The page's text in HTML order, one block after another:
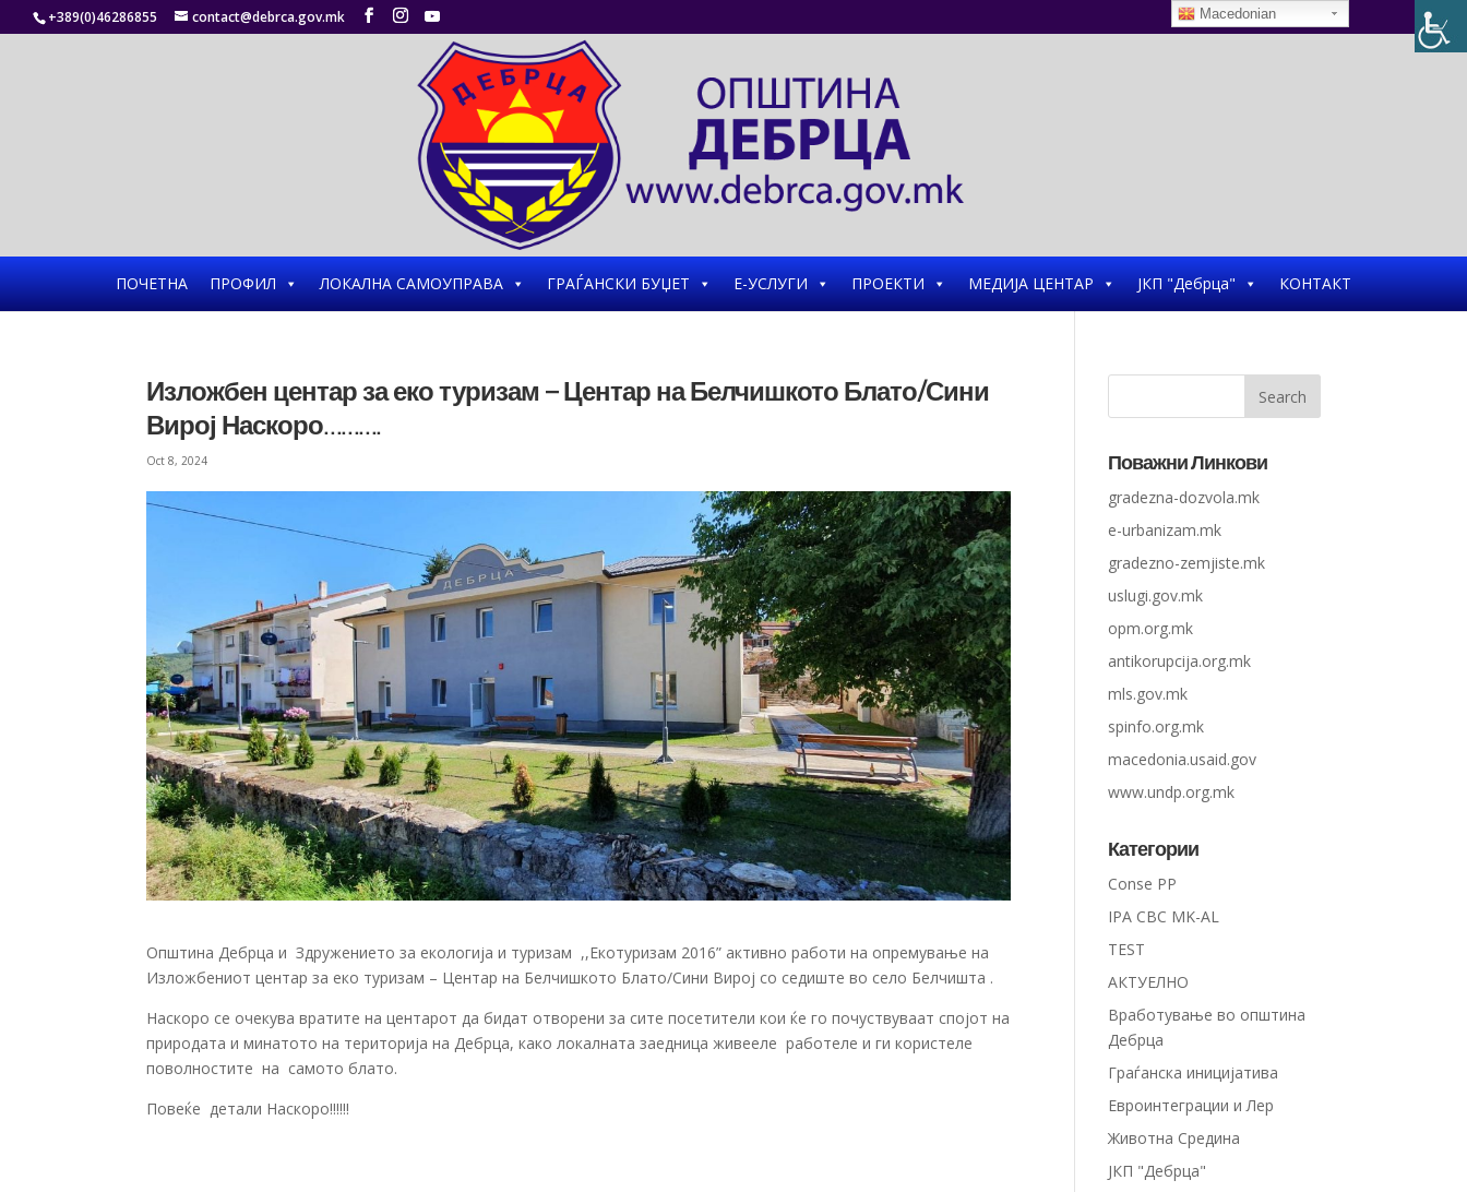
+389(0)46286855 contact@debrca.gov.mk
ПОЧЕТНА ПРОФИЛ ЛОКАЛНА САМОУПРАВА ГРАЃАНСКИ БУЏЕТ Е-УСЛУГИ ПРОЕКТИ МЕДИЈА ЦЕНТАР ЈКП "Дебрца" КОНТАКТ
Изложбен центар за еко туризам – Центар на Белчишкото Блато/Сини
Вирој Наскоро……….
Oct 8, 2024
Општина Дебрца и Здружението за екологија и туризам ,,Екотуризам 2016” активно работи на опремување на
Изложбениот центар за еко туризам – Центар на Белчишкото Блато/Сини Вирој со седиште во село Белчишта .
Наскоро се очекува вратите на центарот да бидат отворени за сите посетители кои ќе го почуствуваат спојот на
природата и минатото на територија на Дебрца, како локалната заедница живееле работеле и ги користеле
поволностите на самото блато.
Повеќе детали Наскоро!!!!!!
Поважни Линкови
gradezna-dozvola.mk
e-urbanizam.mk
gradezno-zemjiste.mk
uslugi.gov.mk
opm.org.mk
antikorupcija.org.mk
mls.gov.mk
spinfo.org.mk
macedonia.usaid.gov
www.undp.org.mk
Категории
Conse PP
IPA CBC MK-AL
TEST
АКТУЕЛНО
Вработување во општина
Дебрца
Граѓанска иницијатива
Евроинтеграции и Лер
Животна Средина
ЈКП "Дебрца"
Macedonian